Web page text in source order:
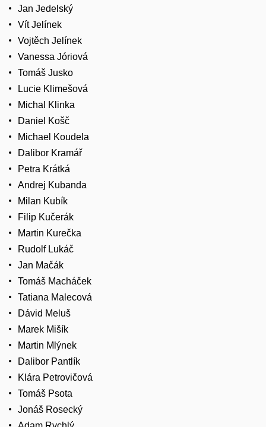
Jan Jedelský
Vít Jelínek
Vojtěch Jelínek
Vanessa Jóriová
Tomáš Jusko
Lucie Klimešová
Michal Klinka
Daniel Košč
Michael Koudela
Dalibor Kramář
Petra Krátká
Andrej Kubanda
Milan Kubík
Filip Kučerák
Martin Kurečka
Rudolf Lukáč
Jan Mačák
Tomáš Macháček
Tatiana Malecová
Dávid Meluš
Marek Mišík
Martin Mlýnek
Dalibor Pantlík
Klára Petrovičová
Tomáš Psota
Jonáš Rosecký